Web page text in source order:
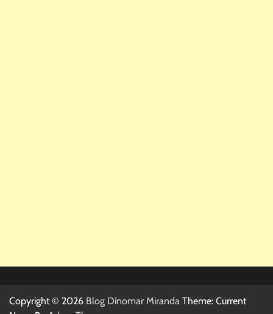
Copyright © 2026 Blog Dinomar Miranda Theme: Current